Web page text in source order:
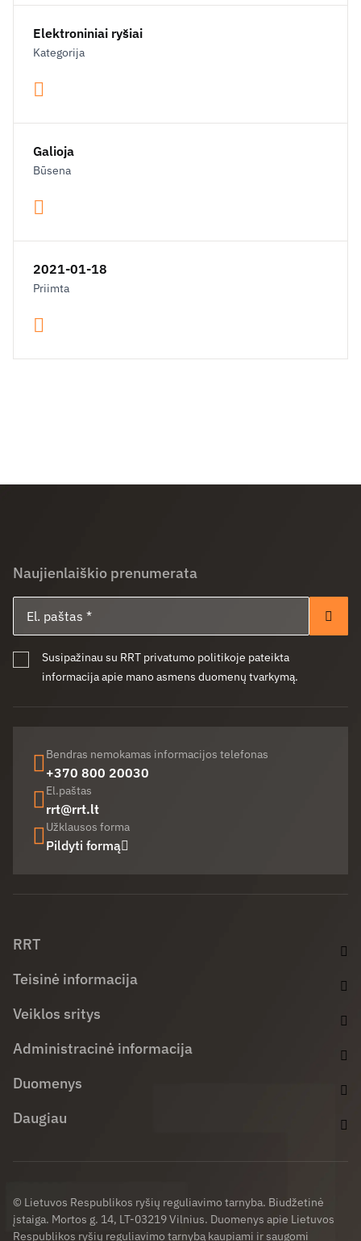
Elektroniniai ryšiai
Kategorija
Galioja
Būsena
2021-01-18
Priimta
Naujienlaiškio prenumerata
Susipažinau su RRT privatumo politikoje pateikta
informacija apie mano asmens duomenų tvarkymą.
Bendras nemokamas informacijos telefonas
+370 800 20030
El.paštas
rrt@rrt.lt
Užklausos forma
Pildyti formą
RRT
Teisinė informacija
Veiklos sritys
Administracinė informacija
Duomenys
Daugiau
© Lietuvos Respublikos ryšių reguliavimo tarnyba. Biudžetinė
įstaiga. Mortos g. 14, LT-03219 Vilnius. Duomenys apie Lietuvos
Respublikos ryšių reguliavimo tarnybą kaupiami ir saugomi